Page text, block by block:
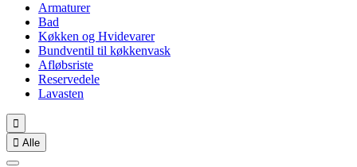
Armaturer
Bad
Køkken og Hvidevarer
Bundventil til køkkenvask
Afløbsriste
Reservedele
Lavasten

 Alle